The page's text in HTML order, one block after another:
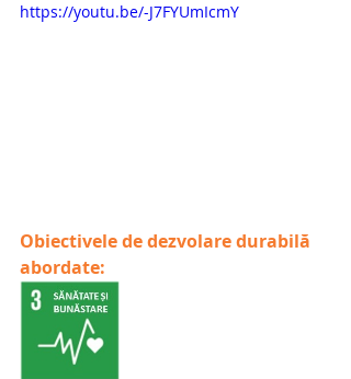
https://youtu.be/-J7FYUmIcmY
Obiectivele de dezvolare durabilă
abordate: